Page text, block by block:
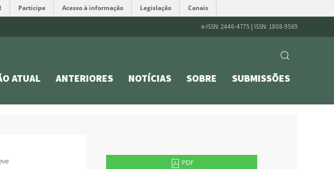
Participe Acesso à informação Legislação Canais
e-ISSN: 2446-4775 | ISSN: 1808-9569
ATUAL ANTERIORES NOTÍCIAS SOBRE SUBMISSÕES
PDF